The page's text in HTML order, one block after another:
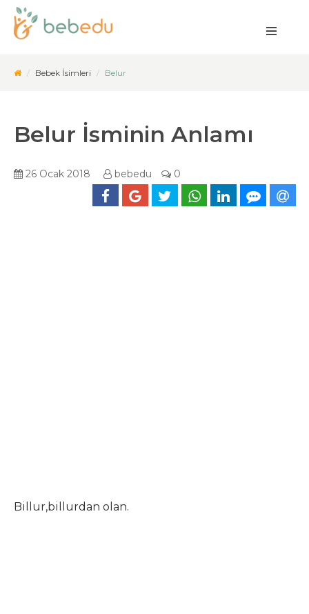
Bebek İsimleri Belur
Belur İsminin Anlamı
26 Ocak 2018 bebedu 0
Billur,billurdan olan.